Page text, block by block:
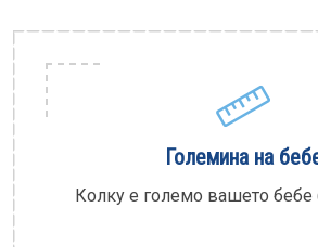
Големина на
Колку е големо вашето бебе